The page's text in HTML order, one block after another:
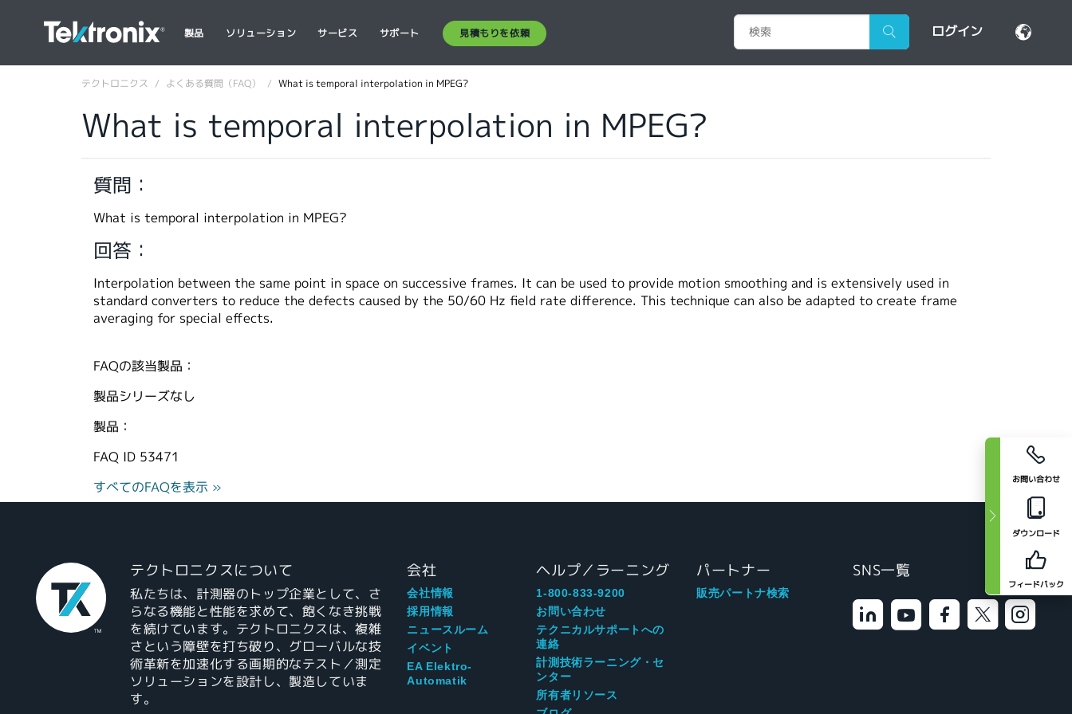
製品 ソリューション サービス サポート 見積もりを依頼 ログイン
お問い合わせ
ダウンロード
フィードバック
テクトロニクス よくある質問（FAQ） What is temporal interpolation in MPEG?
What is temporal interpolation in MPEG?
質問：
What is temporal interpolation in MPEG?
回答：
Interpolation between the same point in space on successive frames. It can be used to provide motion smoothing and is extensively used in
standard converters to reduce the defects caused by the 50/60 Hz field rate difference. This technique can also be adapted to create frame
averaging for special effects.
FAQの該当製品：
製品シリーズなし
製品：
FAQ ID 53471
すべてのFAQを表示 »
テクトロニクスについて
私たちは、計測器のトップ企業として、さ
らなる機能と性能を求めて、飽くなき挑戦
を続けています。テクトロニクスは、複雑
さという障壁を打ち破り、グローバルな技
術革新を加速化する画期的なテスト／測定
ソリューションを設計し、製造していま
す。
会社
会社情報
採用情報
ニュースルーム
イベント
EA Elektro-
Automatik
ヘルプ／ラーニング
1-800-833-9200
お問い合わせ
テクニカルサポートへの
連絡
計測技術ラーニング・セ
ンター
所有者リソース
パートナー
販売パートナ検索
SNS一覧